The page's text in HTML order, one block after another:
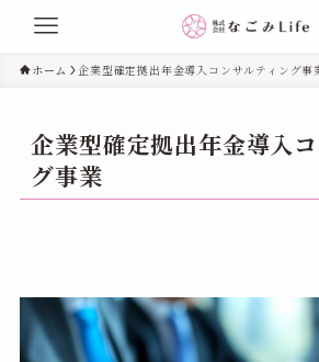
ホーム 企業型確定拠出年金導入コンサルティング事
企業型確定拠出年金導入
グ事業